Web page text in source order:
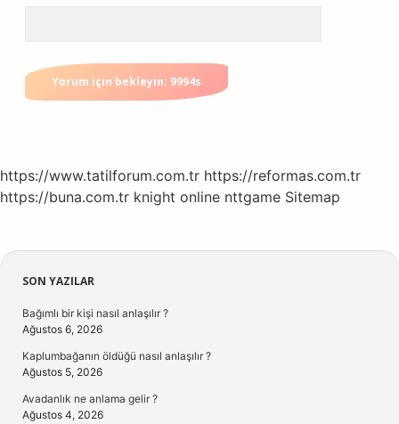
https://www.tatilforum.com.tr https://reformas.com.tr
https://buna.com.tr knight online nttgame Sitemap
Sidebar
SON YAZILAR
Bağımlı bir kişi nasıl anlaşılır ?
Ağustos 6, 2026
Kaplumbağanın öldüğü nasıl anlaşılır ?
Ağustos 5, 2026
Avadanlık ne anlama gelir ?
Ağustos 4, 2026